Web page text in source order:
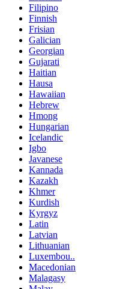
Filipino
Finnish
Frisian
Galician
Georgian
Gujarati
Haitian
Hausa
Hawaiian
Hebrew
Hmong
Hungarian
Icelandic
Igbo
Javanese
Kannada
Kazakh
Khmer
Kurdish
Kyrgyz
Latin
Latvian
Lithuanian
Luxembou..
Macedonian
Malagasy